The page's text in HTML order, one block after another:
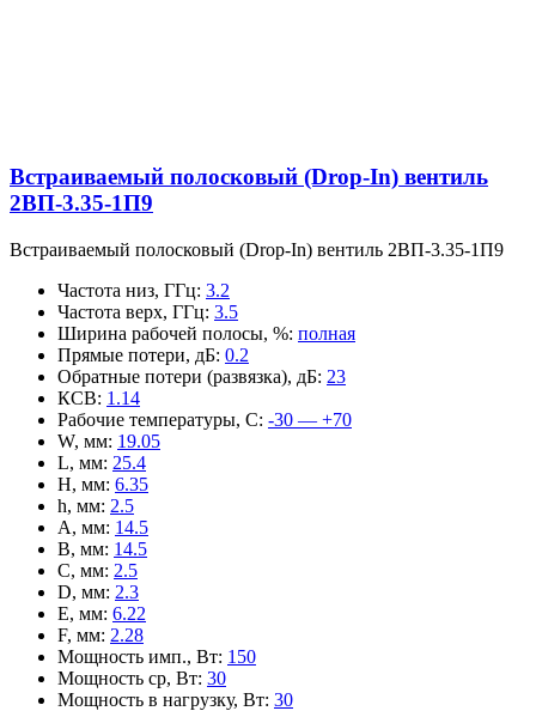
Встраиваемый полосковый (Drop-In) вентиль
2ВП-3.35-1П9
Встраиваемый полосковый (Drop-In) вентиль 2ВП-3.35-1П9
Частота низ, ГГц: 3.2
Частота верх, ГГц: 3.5
Ширина рабочей полосы, %: полная
Прямые потери, дБ: 0.2
Обратные потери (развязка), дБ: 23
КСВ: 1.14
Рабочие температуры, С: -30 — +70
W, мм: 19.05
L, мм: 25.4
H, мм: 6.35
h, мм: 2.5
A, мм: 14.5
B, мм: 14.5
C, мм: 2.5
D, мм: 2.3
E, мм: 6.22
F, мм: 2.28
Мощность имп., Вт: 150
Мощность ср, Вт: 30
Мощность в нагрузку, Вт: 30